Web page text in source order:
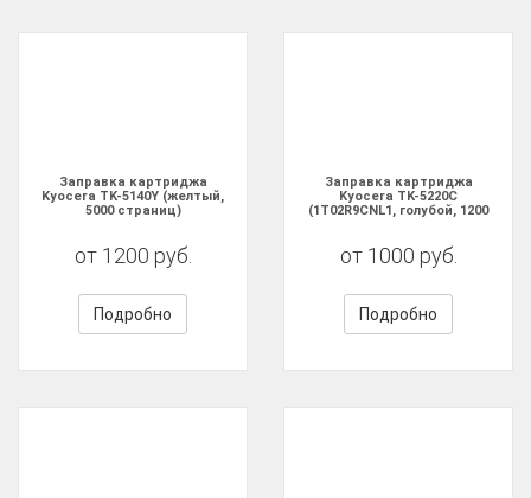
Заправка картриджа
Kyocera TK-5140Y (желтый,
5000 страниц)
от 1200 руб.
Подробно
Заправка картриджа
Kyocera TK-5220C
(1T02R9CNL1, голубой, 1200
от 1000 руб.
Подробно